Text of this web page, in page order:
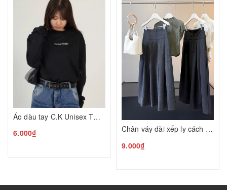
Áo dàu tay C.K Unisex TQ26080752
6.000₫
Chân váy dài xếp ly cách điệu cúc H26080703
9.000₫